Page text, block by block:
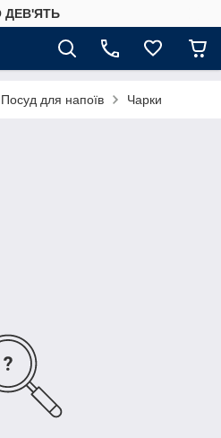
ДЕВ'ЯТЬ
Посуд для напоїв Чарки